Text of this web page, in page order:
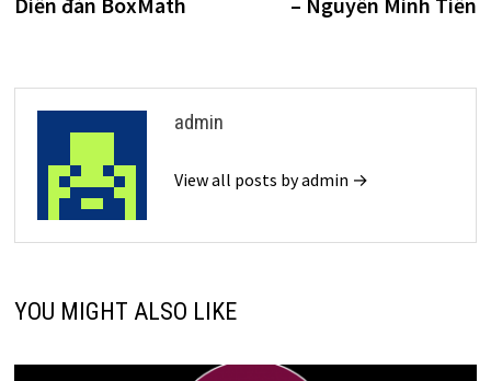
admin
View all posts by admin →
YOU MIGHT ALSO LIKE